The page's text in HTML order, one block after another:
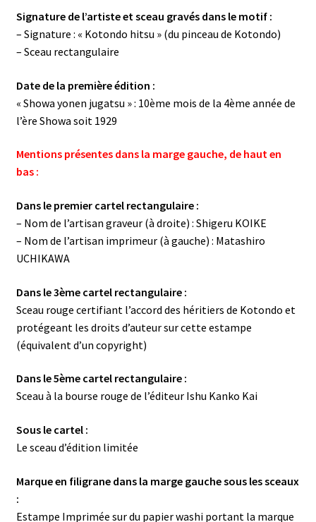
Signature de l’artiste et sceau gravés dans le motif :
– Signature : « Kotondo hitsu » (du pinceau de Kotondo)
– Sceau rectangulaire
Date de la première édition :
« Showa yonen jugatsu » : 10ème mois de la 4ème année de
l’ère Showa soit 1929
Mentions présentes dans la marge gauche, de haut en
bas :
Dans le premier cartel rectangulaire :
– Nom de l’artisan graveur (à droite) : Shigeru KOIKE
– Nom de l’artisan imprimeur (à gauche) : Matashiro
UCHIKAWA
Dans le 3ème cartel rectangulaire :
Sceau rouge certifiant l’accord des héritiers de Kotondo et
protégeant les droits d’auteur sur cette estampe
(équivalent d’un copyright)
Dans le 5ème cartel rectangulaire :
Sceau à la bourse rouge de l’éditeur Ishu Kanko Kai
Sous le cartel :
Le sceau d’édition limitée
Marque en filigrane dans la marge gauche sous les sceaux
:
Estampe Imprimée sur du papier washi portant la marque